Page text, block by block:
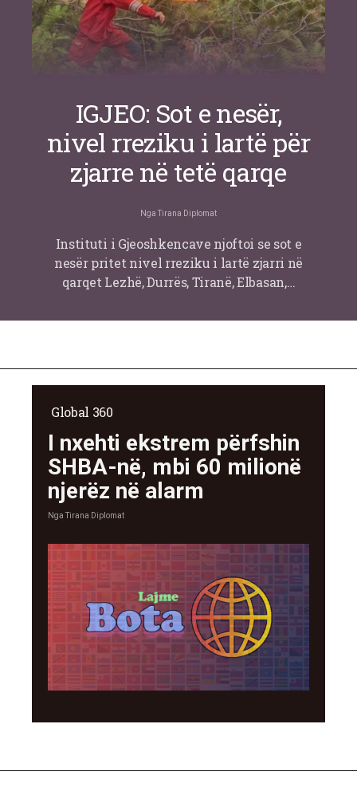
IGJEO: Sot e nesër,
nivel rreziku i lartë për
zjarre në tetë qarqe
Nga Tirana Diplomat
Instituti i Gjeoshkencave njoftoi se sot e
nesër pritet nivel rreziku i lartë zjarri në
qarqet Lezhë, Durrës, Tiranë, Elbasan,…
Global 360
I nxehti ekstrem përfshin
SHBA-në, mbi 60 milionë
njerëz në alarm
Nga Tirana Diplomat